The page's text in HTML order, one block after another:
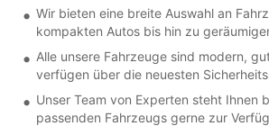
Wir bieten eine breite Auswahl an
kompakten Autos bis hin zu
Alle unsere Fahrzeuge sind modern,
verfügen über die neuesten
Unser Team von Experten steht Ihnen
passenden Fahrzeugs gerne zur